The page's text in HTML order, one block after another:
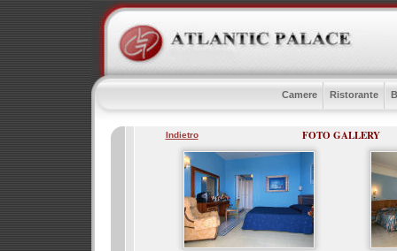
Camere Ristorante
Indietro FOTO GALLERY